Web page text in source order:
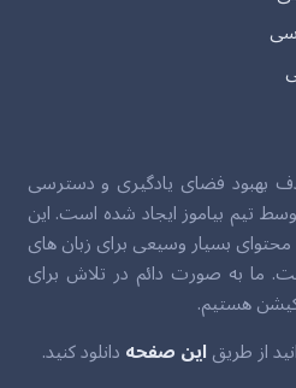
بهبود فضای یادگیری و دسترسی
تیم بیاموز ایجاد شده است. این
بسیار وسیعی برای زبان های
ما به صورت دائم در تلاش برای
هستیم.
از طریقاین صفحهدانلود کنید.